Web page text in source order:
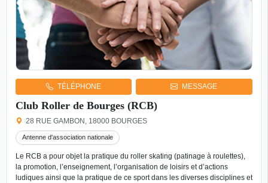
TÉLÉPHONE MESSAGE
Club Roller de Bourges (RCB)
28 RUE GAMBON, 18000 BOURGES
Antenne d'association nationale
Le RCB a pour objet la pratique du roller skating (patinage à roulettes),
la promotion, l’enseignement, l’organisation de loisirs et d’actions
ludiques ainsi que la pratique de ce sport dans les diverses disciplines et